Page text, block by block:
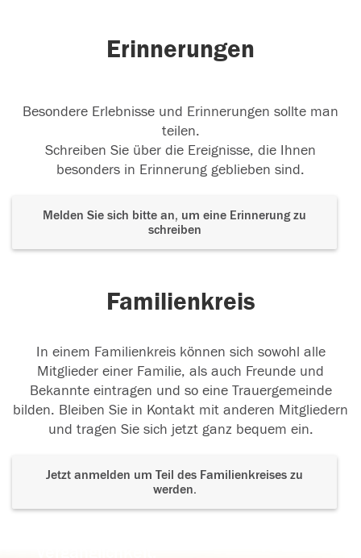
Erinnerungen
Besondere Erlebnisse und Erinnerungen sollte man
teilen.
Schreiben Sie über die Ereignisse, die Ihnen
besonders in Erinnerung geblieben sind.
Melden Sie sich bitte an, um eine Erinnerung zu
schreiben
Familienkreis
In einem Familienkreis können sich sowohl alle
Mitglieder einer Familie, als auch Freunde und
Bekannte eintragen und so eine Trauergemeinde
bilden. Bleiben Sie in Kontakt mit anderen Mitgliedern
und tragen Sie sich jetzt ganz bequem ein.
Jetzt anmelden um Teil des Familienkreises zu
werden.